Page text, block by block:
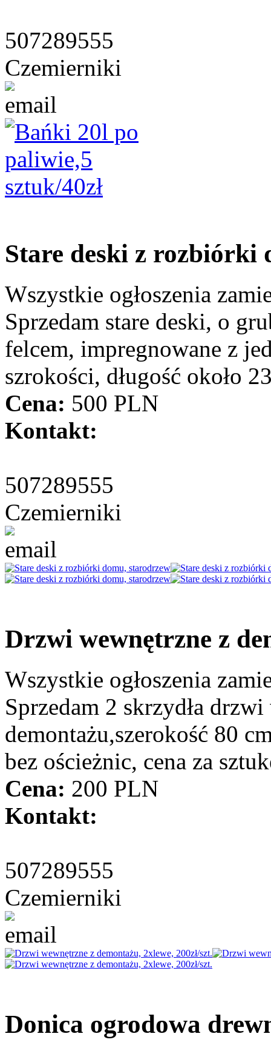
507289555
Czemierniki
Stare deski z rozbiórki
Wszystkie ogłoszenia
Sprzedam stare deski, o
felcem, impregnowane z
szrokości, długość około
Cena: 500 PLN
Kontakt:
507289555
Czemierniki
Drzwi wewnętrzne z
Wszystkie ogłoszenia
Sprzedam 2 skrzydła
demontażu,szerokość 80
bez ościeżnic, cena za
Cena: 200 PLN
Kontakt:
507289555
Czemierniki
Donica ogrodowa